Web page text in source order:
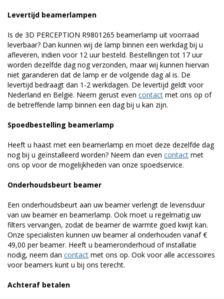
Levertijd beamerlampen
Is de 3D PERCEPTION R9801265 beamerlamp uit voorraad
leverbaar? Dan kunnen wij de lamp binnen een werkdag bij u
afleveren, indien voor 12 uur besteld. Bestellingen tot 17 uur
worden dezelfde dag nog verzonden, maar wij kunnen hiervan
niet garanderen dat de lamp er de volgende dag al is. De
levertijd bedraagt dan 1-2 werkdagen. De levertijd geldt voor
Nederland en België. Neem gerust even contact met ons op of
de betreffende lamp binnen een dag bij u kan zijn.
Spoedbestelling beamerlamp
Heeft u haast met een beamerlamp en moet deze dezelfde dag
nog bij u geïnstalleerd worden? Neem dan even contact met
ons op voor de mogelijkheden van onze spoedservice.
Onderhoudsbeurt beamer
Een onderhoudsbeurt aan uw beamer verlengt de levensduur
van uw beamer en beamerlamp. Ook moet u regelmatig uw
filters vervangen, zodat de beamer de warmte goed kwijt kan.
Onze specialisten kunnen uw beamer al onderhouden vanaf €
49,00 per beamer. Heeft u beameronderhoud of installatie
nodig, neem dan contact met ons op. Ook voor alle accessoires
voor beamers kunt u bij ons terecht.
Achteraf betalen